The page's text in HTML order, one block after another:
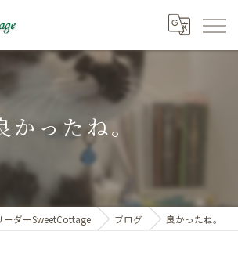
かったね。
ーダーSweetCottage ブログ 良かったね。